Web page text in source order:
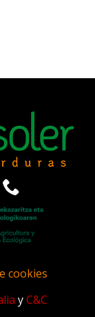
cookies
y C&C